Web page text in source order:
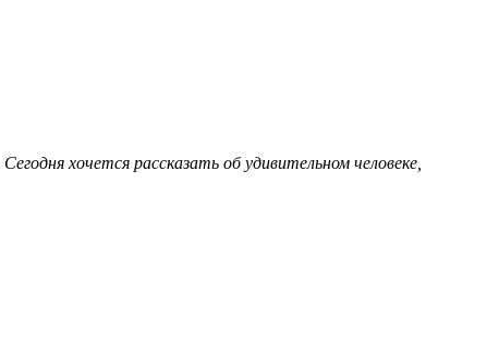
Сегодня хочется рассказать об удивительном человеке,